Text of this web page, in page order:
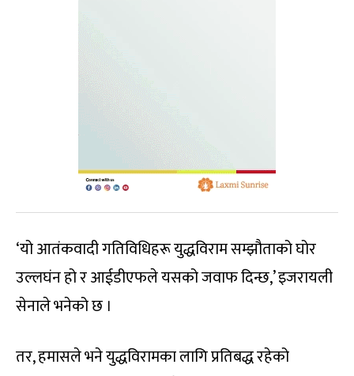
‘यो आतंकवादी गतिविधिहरू युद्धविराम सम्झौताको घोर
उल्लघंन हो र आईडीएफले यसको जवाफ दिन्छ,’ इजरायली
सेनाले भनेको छ ।
तर, हमासले भने युद्धविरामका लागि प्रतिबद्ध रहेको